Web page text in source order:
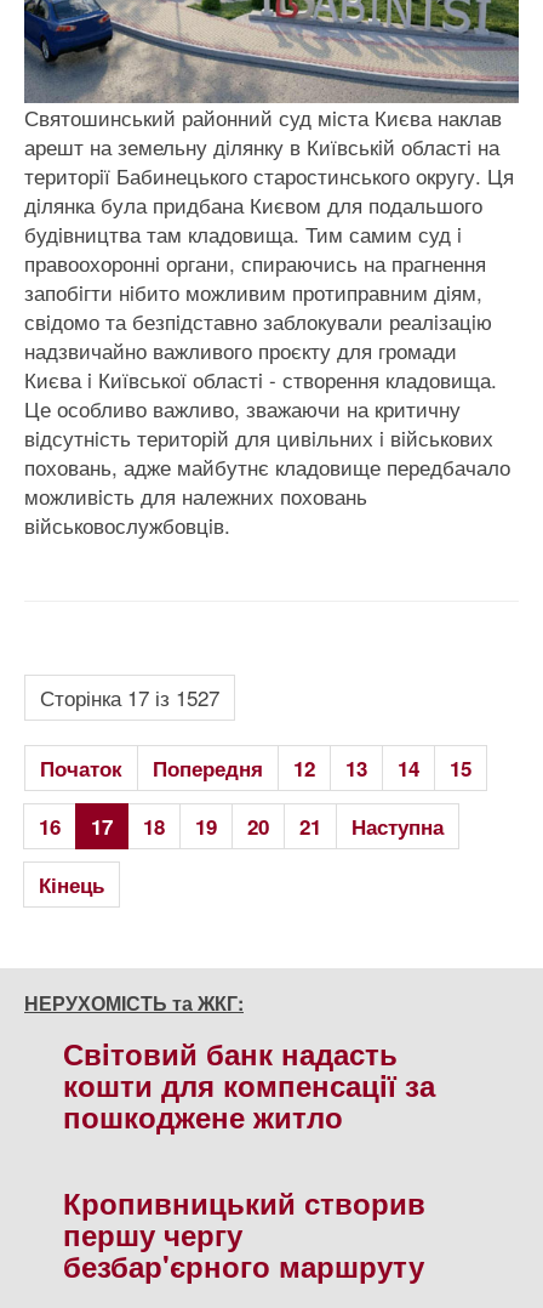
Святошинський районний суд мiста Києва наклав
арешт на земельну дiлянку в Київськiй областi на
територiї Бабинецького старостинського округу. Ця
дiлянка була придбана Києвом для подальшого
будiвництва там кладовища. Тим самим суд i
правоохороннi органи, спираючись на прагнення
запобiгти нiбито можливим протиправним дiям,
свiдомо та безпiдставно заблокували реалiзацiю
надзвичайно важливого проєкту для громади
Києва i Київської областi - створення кладовища.
Це особливо важливо, зважаючи на критичну
вiдсутнiсть територiй для цивiльних i вiйськових
поховань, адже майбутнє кладовище передбачало
можливiсть для належних поховань
вiйськовослужбовцiв.
Сторінка 17 із 1527
Початок Попередня 12 13 14
15
16
17 18 19 20 21
Наступна
Кінець
НЕРУХОМІСТЬ та ЖКГ:
Свiтовий банк надасть
кошти для компенсацiї за
пошкоджене житло
Кропивницький створив
першу чергу
безбар'єрного маршруту